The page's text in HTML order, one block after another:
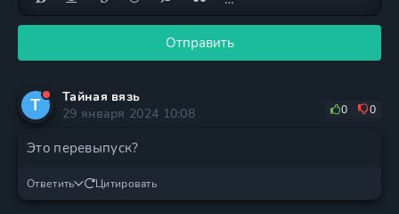
Отправить
Т
Тайная вязь
29 января 2024 10:08
0 0
Это перевыпуск?
Ответить Цитировать